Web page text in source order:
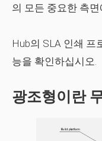
의 모든 중요한 측
Hub의 SLA 인쇄 프
능을 확인하십시오.
광조형이란